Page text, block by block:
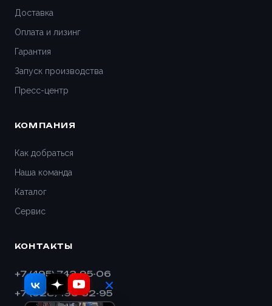
Доставка
Оплата и лизинг
Гарантия
Запуск производства
Пресс-центр
КОМПАНИЯ
Как добраться
Наша команда
Каталог
Сервис
КОНТАКТЫ
+7 (495) 743-95-06
+7 (928) 193-32-95